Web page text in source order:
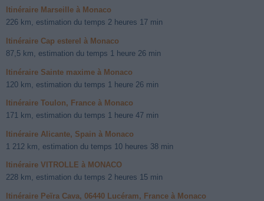
Itinéraire Marseille à Monaco
226 km, estimation du temps 2 heures 17 min
Itinéraire Cap esterel à Monaco
87,5 km, estimation du temps 1 heure 26 min
Itinéraire Sainte maxime à Monaco
120 km, estimation du temps 1 heure 26 min
Itinéraire Toulon, France à Monaco
171 km, estimation du temps 1 heure 47 min
Itinéraire Alicante, Spain à Monaco
1 212 km, estimation du temps 10 heures 38 min
Itinéraire VITROLLE à MONACO
228 km, estimation du temps 2 heures 15 min
Itinéraire Peïra Cava, 06440 Lucéram, France à Monaco